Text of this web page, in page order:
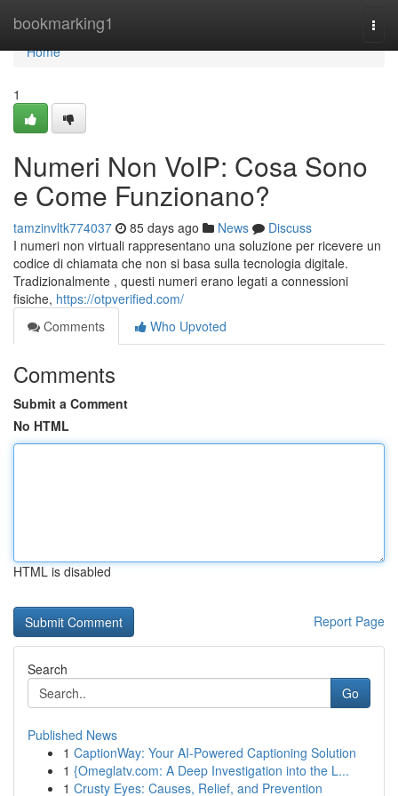
bookmarking1
Home
Home
1
Numeri Non VoIP: Cosa Sono
e Come Funzionano?
tamzinvltk774037 85 days ago News
Discuss
I numeri non virtuali rappresentano una soluzione per ricevere un
codice di chiamata che non si basa sulla tecnologia digitale.
Tradizionalmente , questi numeri erano legati a connessioni
fisiche, https://otpverified.com/
Comments
Who Upvoted
Comments
Submit a Comment
No HTML
HTML is disabled
Report Page
Search
Go
Published News
1 CaptionWay: Your AI-Powered Captioning Solution
1 {Omeglatv.com: A Deep Investigation into the L...
1 Crusty Eyes: Causes, Relief, and Prevention